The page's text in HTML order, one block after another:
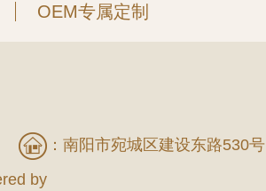
OEM专属定制
：南阳市宛城区建设东路530号
by